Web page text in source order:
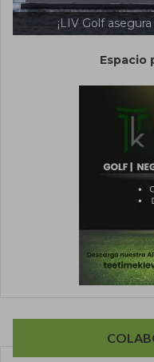
su futuro!
Espacio